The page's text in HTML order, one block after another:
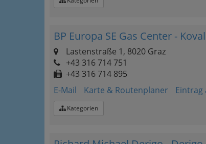
BP Europa SE Gas Center -
Lastenstraße 1, 8020 Graz
+43 316 714 751
+43 316 714 895
E-Mail
Karte & Routenplaner Eintrag
Kategorien